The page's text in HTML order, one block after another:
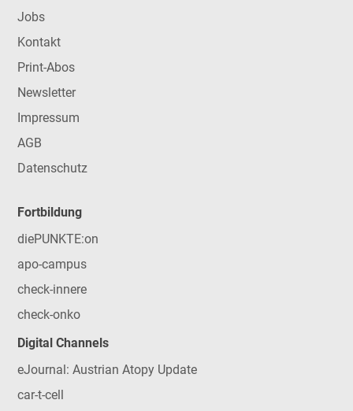
Jobs
Kontakt
Print-Abos
Newsletter
Impressum
AGB
Datenschutz
Fortbildung
diePUNKTE:on
apo-campus
check-innere
check-onko
Digital Channels
eJournal: Austrian Atopy Update
car-t-cell